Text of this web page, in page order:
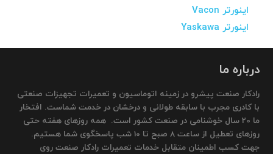
اینورتر Vacon
اینورتر Yaskawa
درباره ما
رادکار صنعت پیشرو در زمینه اتوماسیون و تعمیرات تجهیزات صنعتی
با کادری مجرب با سابقه طولانی و درخشان در خدمت شماست. افتخار
ما 20 سال خوشنامی در صنعت کشور است. همه روزهای هفته حتی
روزهای تعطیل از ساعت 8 صبح تا 10 شب پاسخگوی شما هستیم.
جهت کسب اطمینان متقابل خدمات تعمیرات رادکار صنعت روی